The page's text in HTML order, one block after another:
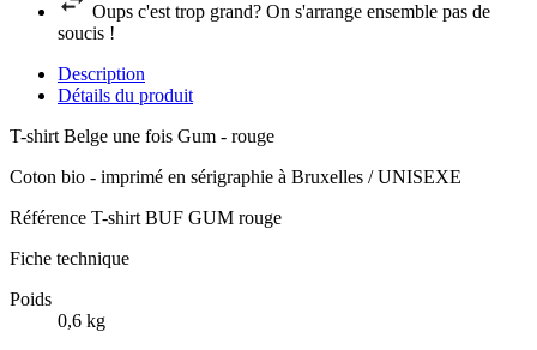
Oups c'est trop grand? On s'arrange ensemble pas de
soucis !
Description
Détails du produit
T-shirt Belge une fois Gum - rouge
Coton bio - imprimé en sérigraphie à Bruxelles / UNISEXE
Référence T-shirt BUF GUM rouge
Fiche technique
Poids
0,6 kg